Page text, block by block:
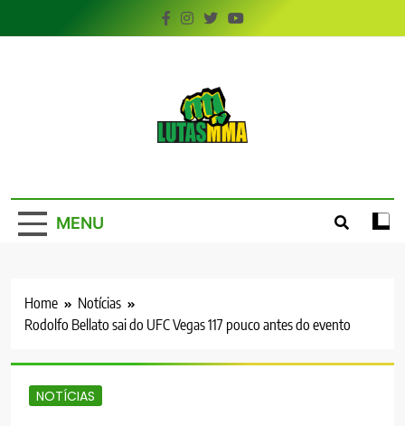
to
MENU
Home
Notícias
Rodolfo Bellato sai do UFC Vegas 117 pouco antes do evento
NOTÍCIAS